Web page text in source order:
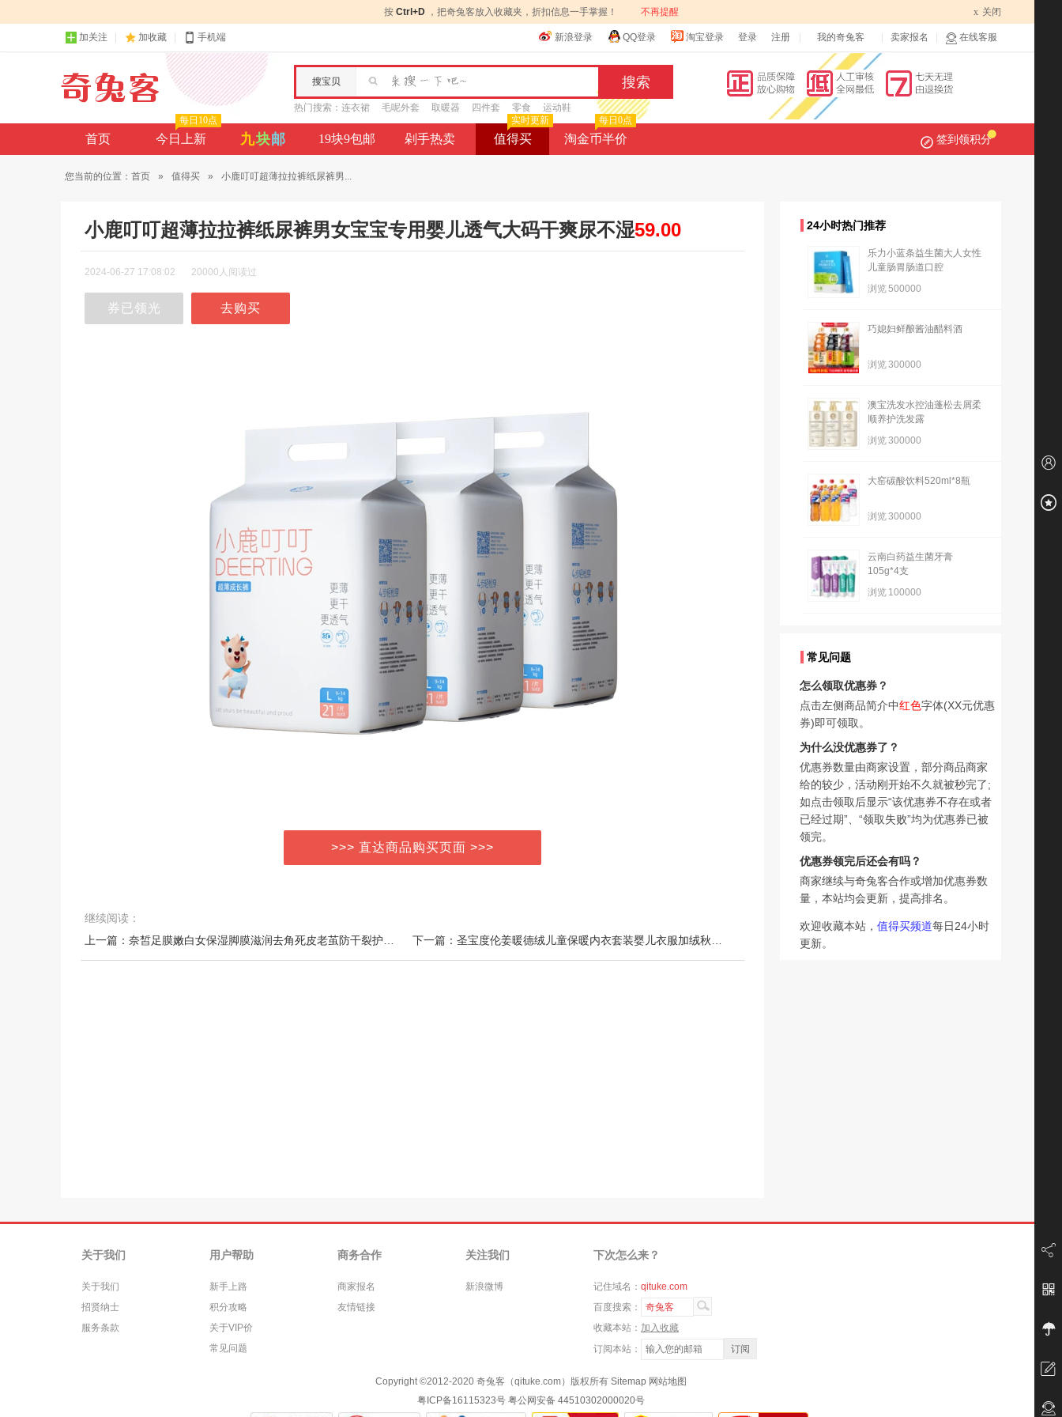
按 Ctrl+D ，把奇兔客放入收藏夹，折扣信息一手掌握！ 不再提醒 x 关闭
加关注 加收藏 手机端 新浪登录 QQ登录 淘宝登录 登录 注册 我的奇兔客 卖家报名 在线客服
搜宝贝
热门搜索： 连衣裙 毛呢外套 取暖器 四件套 零食 运动鞋
首页 今日上新
每日10点
九块邮 19块9包邮 剁手热卖 值得买
实时更新
淘金币半价
每日0点
签到领积分
您当前的位置： 首页 » 值得买 » 小鹿叮叮超薄拉拉裤纸尿裤男...
小鹿叮叮超薄拉拉裤纸尿裤男女宝宝专用婴儿透气大码干爽尿不湿59.00
2024-06-27 17:08:02 20000人阅读过
券已领光 去购买
>>> 直达商品购买页面 >>>
继续阅读：
24小时热门推荐
乐力小蓝条益生菌大人女性
儿童肠胃肠道口腔
浏览500000
巧媳妇鲜酿酱油醋料酒
浏览300000
澳宝洗发水控油蓬松去屑柔
顺养护洗发露
浏览300000
大窑碳酸饮料520ml*8瓶
浏览300000
云南白药益生菌牙膏
105g*4支
浏览 100000
常见问题
怎么领取优惠券？
点击左侧商品简介中红色字体(XX元优惠
券)即可领取。
为什么没优惠券了？
优惠券数量由商家设置，部分商品商家
给的较少，活动刚开始不久就被秒完了;
如点击领取后显示“该优惠券不存在或者
已经过期”、“领取失败”均为优惠券已被
领完。
优惠券领完后还会有吗？
商家继续与奇兔客合作或增加优惠券数
量，本站均会更新，提高排名。
欢迎收藏本站， 值得买频道每日24小时
更新。
关于我们
关于我们
招贤纳士
服务条款
用户帮助
新手上路
积分攻略
关于VIP价
常见问题
商务合作
商家报名
友情链接
关注我们
新浪微博
下次怎么来？
记住域名： qituke.com
百度搜索：
奇兔客
收藏本站： 加入收藏
订阅本站：
Copyright ©2012-2020 奇兔客（qituke.com）版权所有 Sitemap 网站地图
粤ICP备16115323号 粤公网安备 44510302000020号